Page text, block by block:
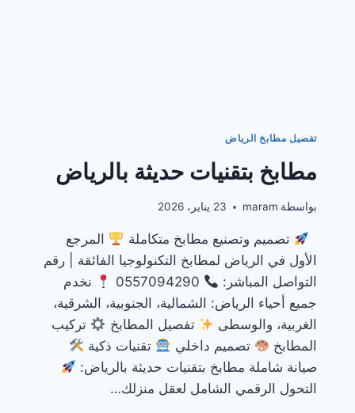
تفصيل مطابخ الرياض
مطابخ بتقنيات حديثة بالرياض
بواسطة maram 23 يناير، 2026
تصميم وتصنيع مطابخ متكاملة
المرجع
الأول في الرياض لمطابخ التكنولوجيا الفائقة | رقم
التواصل المباشر:
نخدم
جميع أحياء الرياض: الشمالية، الجنوبية، الشرقية،
الغربية، والوسطى
تفصيل المطابخ
تركيب
المطابخ
تصميم داخلي
تقنيات ذكية
صيانة شاملة مطابخ بتقنيات حديثة بالرياض:
التحول الرقمي الشامل لعقل منزلك…